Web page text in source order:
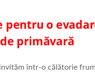
pentru o
primăvară
într-o călătorie